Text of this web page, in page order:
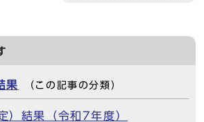
果 （この記事の分類）
）結果（令和7年度）